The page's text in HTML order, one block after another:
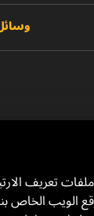
تعريف
الويب الخاص